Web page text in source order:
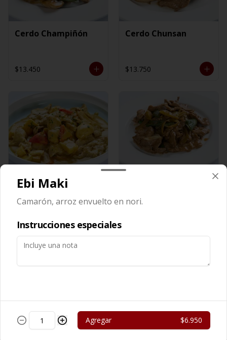
Cerdo Champiñón
$13.450
Cerdo Chunsan
$13.750
Cerdo Curry
$13.450
Ebi Maki
Camarón, arroz envuelto en nori.
Instrucciones especiales
Agregar $6.950